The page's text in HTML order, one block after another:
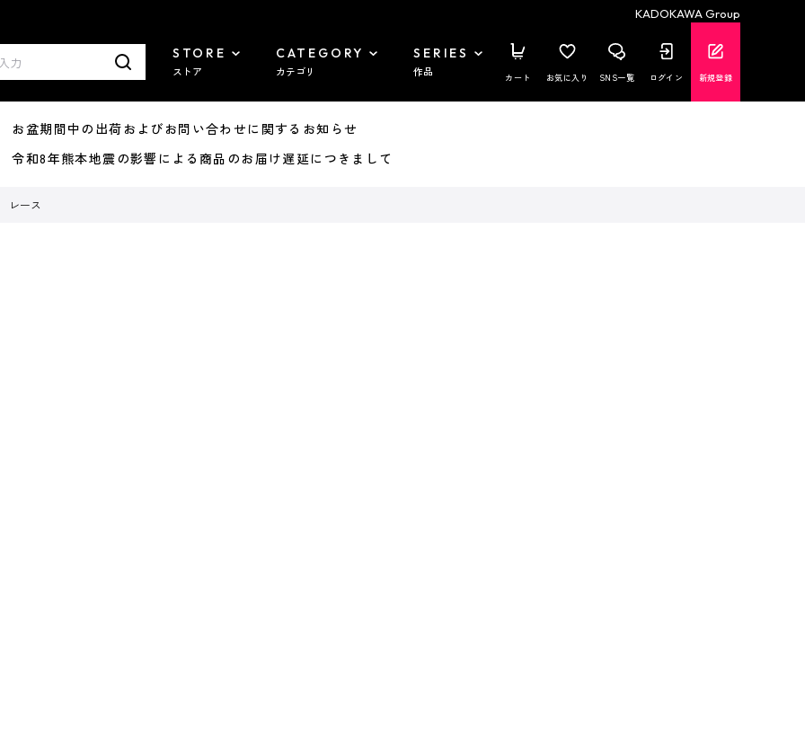
KADOKAWA Group
STORE
ストア
CATEGORY
カテゴリ
SERIES
作品 カート お気に入り SNS一覧 ログイン 新規登録
盆期間中の出荷およびお問い合わせに関するお知らせ
和8年熊本地震の影響による商品のお届け遅延につきまして
レース